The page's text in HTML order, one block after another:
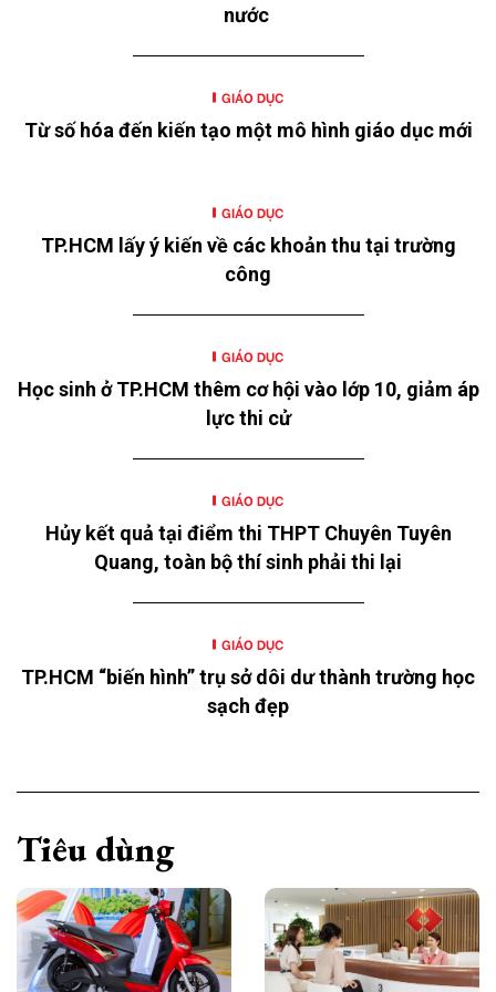
nước
GIÁO DỤC
Từ số hóa đến kiến tạo một mô hình giáo dục mới
GIÁO DỤC
TP.HCM lấy ý kiến về các khoản thu tại trường
công
GIÁO DỤC
Học sinh ở TP.HCM thêm cơ hội vào lớp 10, giảm áp
lực thi cử
GIÁO DỤC
Hủy kết quả tại điểm thi THPT Chuyên Tuyên
Quang, toàn bộ thí sinh phải thi lại
GIÁO DỤC
TP.HCM “biến hình” trụ sở dôi dư thành trường học
sạch đẹp
Tiêu dùng